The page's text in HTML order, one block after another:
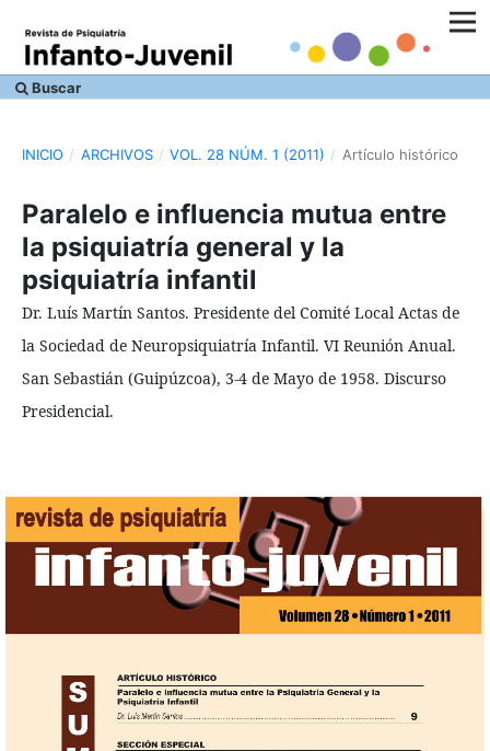
Buscar
INICIO / ARCHIVOS / VOL. 28 NÚM. 1 (2011) / Artículo histórico
Paralelo e influencia mutua entre
la psiquiatría general y la
psiquiatría infantil
Dr. Luís Martín Santos. Presidente del Comité Local Actas de
la Sociedad de Neuropsiquiatría Infantil. VI Reunión Anual.
San Sebastián (Guipúzcoa), 3-4 de Mayo de 1958. Discurso
Presidencial.